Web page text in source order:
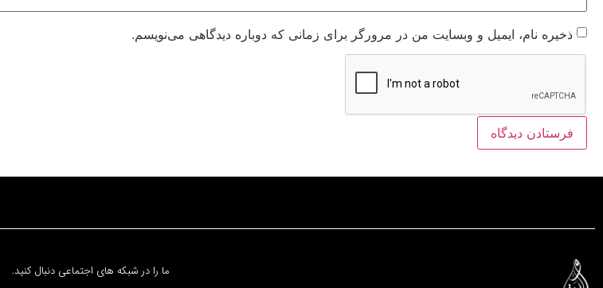
ذخیره نام، ایمیل و وبسایت من در مرورگر برای زمانی که دوباره دیدگاهی می‌نویسم.
ما را در شبکه های اجتماعی دنبال کنید.